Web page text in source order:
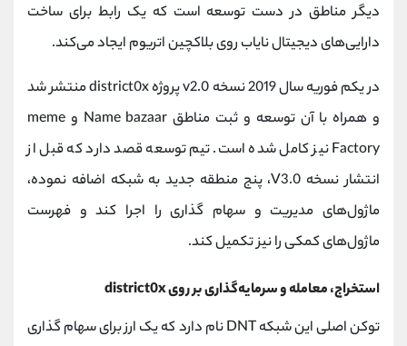
دیگر مناطق در دست توسعه است که یک رابط برای ساخت
دارایی‌های دیجیتال نایاب روی بلاکچین اتریوم ایجاد می‌کند.
در یکم فوریه سال 2019 نسخه v2.0 پروژه district0x منتشر شد
و همراه با آن توسعه و ثبت مناطق Name bazaar و meme
Factory نیز کامل شده است. تیم توسعه قصد دارد که قبل از
انتشار نسخه V3.0، پنج منطقه جدید به شبکه اضافه نموده،
ماژول‌های مدیریت و سهام گذاری را اجرا کند و فهرست
ماژول‌های کمکی را نیز تکمیل کند.
استخراج، معامله و سرمایه‌گذاری بر روی district0x
توکن اصلی این شبکه DNT نام دارد که یک ارز برای سهام گذاری